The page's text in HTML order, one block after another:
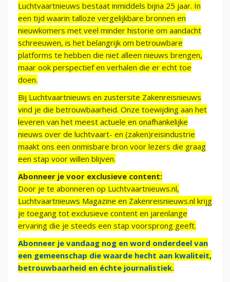
Luchtvaartnieuws bestaat inmiddels bijna 25 jaar. In
een tijd waarin talloze vergelijkbare bronnen en
nieuwkomers met veel minder historie om aandacht
schreeuwen, is het belangrijk om betrouwbare
platforms te hebben die niet alleen nieuws brengen,
maar ook perspectief en verhalen die er echt toe
doen.
Bij Luchtvaartnieuws en zustersite Zakenreisnieuws
vind je die betrouwbaarheid. Onze toewijding aan het
leveren van het meest actuele en onafhankelijke
nieuws over de luchtvaart- en (zaken)reisindustrie
maakt ons een onmisbare bron voor lezers die graag
een stap voor willen blijven.
Abonneer je voor exclusieve content:
Door je te abonneren op Luchtvaartnieuws.nl,
Luchtvaartnieuws Magazine en Zakenreisnieuws.nl krijg
je toegang tot exclusieve content en jarenlange
ervaring die je steeds een stap voorsprong geeft.
Abonneer je vandaag nog en word onderdeel van
een gemeenschap die waarde hecht aan kwaliteit,
betrouwbaarheid en échte journalistiek.